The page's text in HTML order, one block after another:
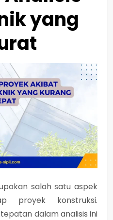
yang
salah satu aspek
proyek konstruksi.
dalam analisis ini